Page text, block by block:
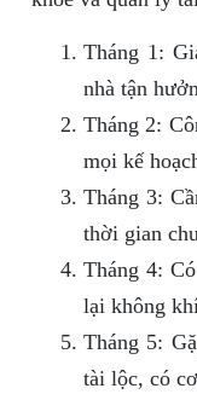
Tháng 1:
nhà tận
Tháng 2:
mọi kế
Tháng 3:
thời gian
Tháng 4:
lại không
Tháng 5:
tài lộc, có